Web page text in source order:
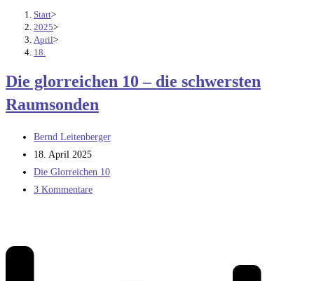
Start>
2025>
April>
18.
Die glorreichen 10 – die schwersten
Raumsonden
Beitrags-
Autor:
Bernd Leitenberger
Beitrag
veröffentlicht:
18. April 2025
Beitrags-
Kategorie:
Die Glorreichen 10
Beitrags-
3 Kommentare